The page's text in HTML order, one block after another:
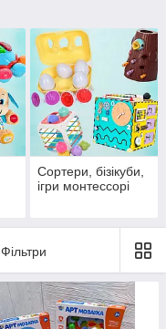
Сортери, бізікуби,
ігри монтессорі
Фільтри